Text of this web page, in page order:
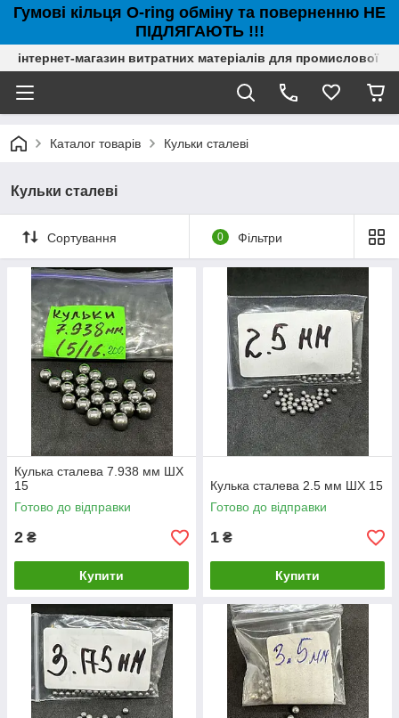
Гумові кільця O-ring обміну та поверненню НЕ
ПІДЛЯГАЮТЬ !!!
інтернет-магазин витратних матеріалів для промислової
Каталог товарів Кульки сталеві
Кульки сталеві
Сортування 0 Фільтри
Кулька сталева 7.938 мм ШХ
15
Готово до відправки
2 ₴
Купити
Кулька сталева 2.5 мм ШХ 15
Готово до відправки
1 ₴
Купити